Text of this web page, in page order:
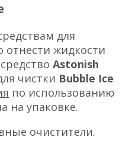
для
жидкости
Astonish
чистки Bubble Ice
по использованию
на упаковке.
очистители.